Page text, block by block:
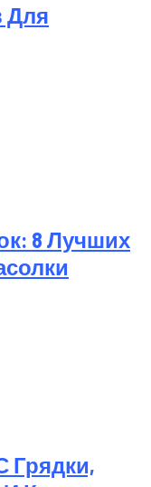
Для
8 Лучших
Грядки,